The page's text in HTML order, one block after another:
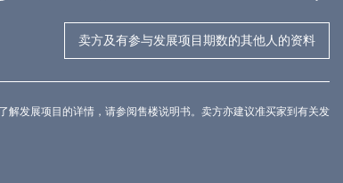
卖方及有参与发展项目期数的其他人的资料
发展项目的详情，请参阅售楼说明书。卖方亦建议准买家到有关发